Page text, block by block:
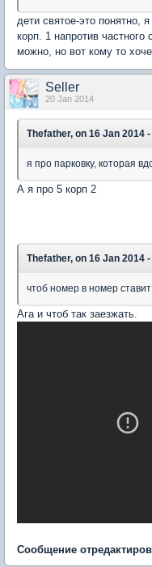
дети святое-это понятно,
корп. 1 напротив частного
можно, но вот кому то
Seller
20 Jan 2014
Thefather, on 16 Jan 2014
я про парковку, которая
А я про 5 корп 2
Thefather, on 16 Jan 2014
чтоб номер в номер ставит
Ага и чтоб так заезжать.
Сообщение